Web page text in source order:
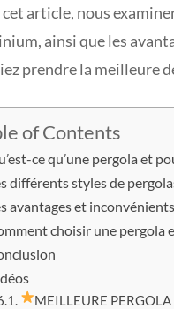
article, nous
ainsi que les
prendre la meilleure
of Contents
ce qu’une pergola et
différents styles de
avantages et
choisir une pergola
MEILLEURE